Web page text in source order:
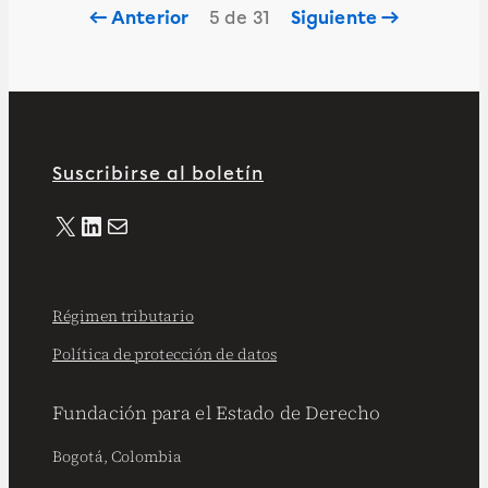
← Anterior 5 de 31 Siguiente →
Suscribirse al boletín
X LinkedIn Correo electrónico
Fundación para el Estado de Derecho
Bogotá, Colombia
Régimen tributario
Política de protección de datos